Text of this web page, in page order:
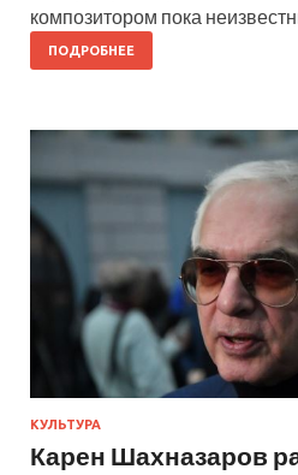
композитором пока
ПОДРОБНЕЕ
КУЛЬТУРА
Карен Шахназаров